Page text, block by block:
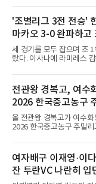
3-2로 꺾고 정상에 올랐는
이뤄진 '리턴 매치'에서도
‘바둑에서 왜 ‘대국(對局)’
선(互先)'은 한자로 '서로
쓴다. 직역하면 '서로 먼저
서 '서로 먼저 둔다'는 표현
이 동시에 선수를 잡는다는
과 일본의 고대 바둑에서
는 여러 판을 둘 때 흑(선수
는다는 의미였던 것이다.인
서 호
'조별리그 3전 전승'
마카오 3-0 완파하고
진출
세 경기를 모두 잡으며 조
랐다. 이사나예 라미레스
아남자선수권대회 조별리
리했다.대표팀은 7일 몽골
나에서 열린 대회 B조 조별
오(119위)를 세트 점수 3-
으로 제압했다. 일본과 대만
꺾은 한국은 조별리그 전승
손에 넣었다.공격은 고르
육부대)이 9득점으로 힘을
오후 8시 30분 A조 2위와 결
전관왕 경복고, 여수
2026 한국중고농구
전 결승토너먼트 확정
올 전관왕 경복고가 여수화
2026 한국중고농구 주말
7일 전남 해남 구교체육관
부 H조 예선 2차전에서 박
(22점)의 활약을 앞세워
완파했다. 이로써 경복고는
록하며 조 1위로 결승 토너
여자배구 이재영·이
잔 투란VC 나란히 입